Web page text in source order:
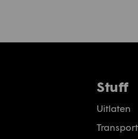
Stuff
Uitlaten
Transport